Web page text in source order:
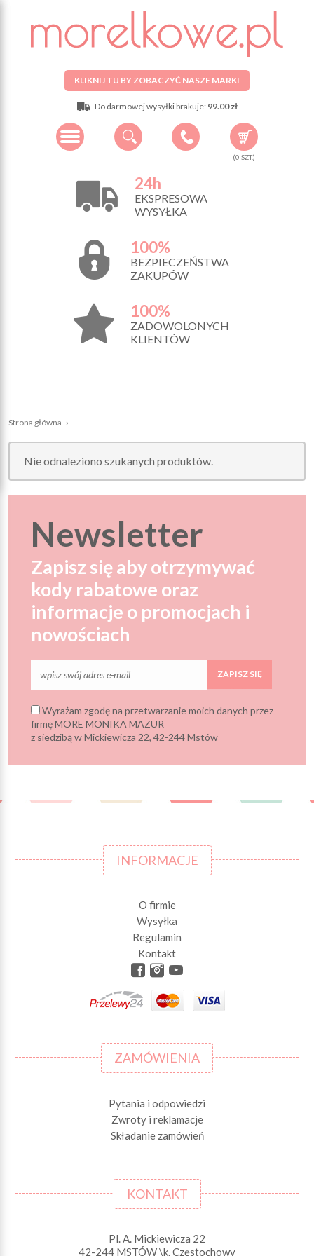
KLIKNIJ TU BY ZOBACZYĆ NASZE MARKI
Do darmowej wysyłki brakuje: 99.00 zł
(0 SZT.)
24h
EKSPRESOWA
WYSYŁKA
100%
BEZPIECZEŃSTWA
ZAKUPÓW
100%
ZADOWOLONYCH
KLIENTÓW
Strona główna ›
Nie odnaleziono szukanych produktów.
Newsletter
Zapisz się aby otrzymywać
kody rabatowe oraz
informacje o promocjach i
nowościach
ZAPISZ SIĘ
Wyrażam zgodę na przetwarzanie moich danych przez
firmę MORE MONIKA MAZUR
z siedzibą w Mickiewicza 22, 42-244 Mstów
INFORMACJE
O firmie
Wysyłka
Regulamin
Kontakt
ZAMÓWIENIA
Pytania i odpowiedzi
Zwroty i reklamacje
Składanie zamówień
KONTAKT
Pl. A. Mickiewicza 22
42-244 MSTÓW \k. Częstochowy